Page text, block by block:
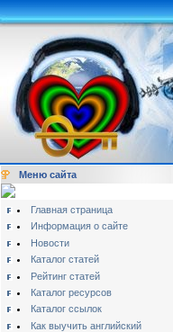
Меню сайта
Главная страница
Информация о сайте
Новости
Каталог статей
Рейтинг статей
Каталог ресурсов
Каталог ссылок
Как выучить английский